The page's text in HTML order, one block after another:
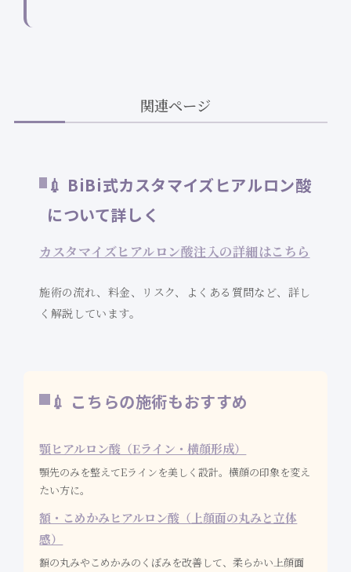
関連ページ
💉 BiBi式カスタマイズヒアルロン酸
について詳しく
カスタマイズヒアルロン酸注入の詳細はこちら
施術の流れ、料金、リスク、よくある質問など、詳し
く解説しています。
💉 こちらの施術もおすすめ
顎ヒアルロン酸（Eライン・横顔形成）
顎先のみを整えてEラインを美しく設計。横顔の印象を変え
たい方に。
額・こめかみヒアルロン酸（上顔面の丸みと立体
感）
額の丸みやこめかみのくぼみを改善して、柔らかい上顔面